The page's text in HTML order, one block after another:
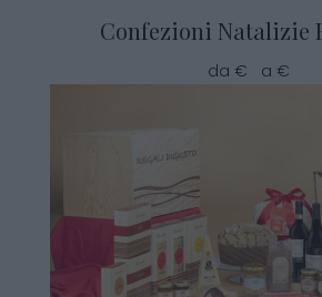
Confezioni Natalizie
da € a €